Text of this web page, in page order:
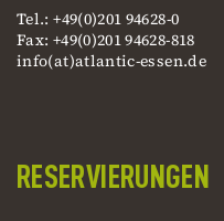
Tel.: +49(0)201 94628-0
Fax: +49(0)201 94628-818
info(at)atlantic-essen.de
RESERVIERUNGEN